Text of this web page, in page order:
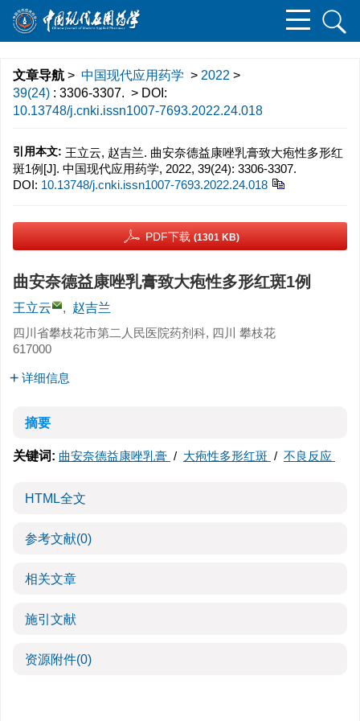
文章导航 > 中国现代应用药学 > 2022 >
39(24) : 3306-3307. > DOI:
10.13748/j.cnki.issn1007-7693.2022.24.018
引用本文: 王立云, 赵吉兰. 曲安奈德益康唑乳膏致大疱性多形红
斑1例[J]. 中国现代应用药学, 2022, 39(24): 3306-3307.
DOI: 10.13748/j.cnki.issn1007-7693.2022.24.018
PDF下载 (1301 KB)
曲安奈德益康唑乳膏致大疱性多形红斑1例
王立云 , 赵吉兰
四川省攀枝花市第二人民医院药剂科, 四川 攀枝花
617000
详细信息
摘要
关键词: 曲安奈德益康唑乳膏 / 大疱性多形红斑 / 不良反应
HTML全文
参考文献(0)
相关文章
施引文献
资源附件(0)